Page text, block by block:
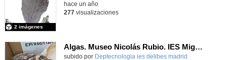
2 imágenes
hace un año
277visualizaciones
Algas. Museo Nicolás Rubio. IES Miguel Delibes (Madrid)
subido por Deptecnologia ies delibes madrid